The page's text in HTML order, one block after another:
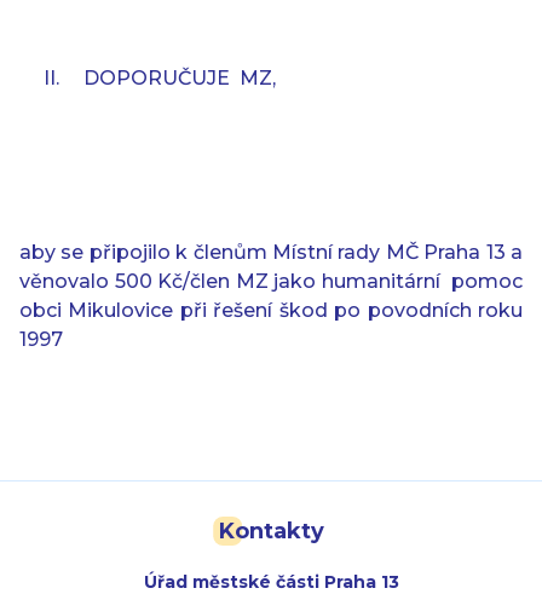
II. DOPORUČUJE MZ,
aby se připojilo k členům Místní rady MČ Praha 13 a
věnovalo 500 Kč/člen MZ jako humanitární pomoc
obci Mikulovice při řešení škod po povodních roku
1997
Kontakty
Úřad městské části Praha 13